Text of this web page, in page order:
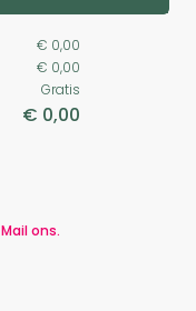
€ 0,00
€ 0,00
Gratis
€ 0,00
Mail ons.